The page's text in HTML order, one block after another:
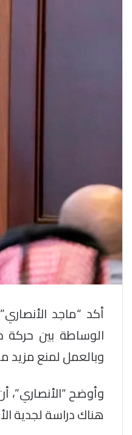
أكد “ماجد
الوساطة بين حركة
وبالعمل لمنع مزيد
وأوضح
هناك دراسة لجدية